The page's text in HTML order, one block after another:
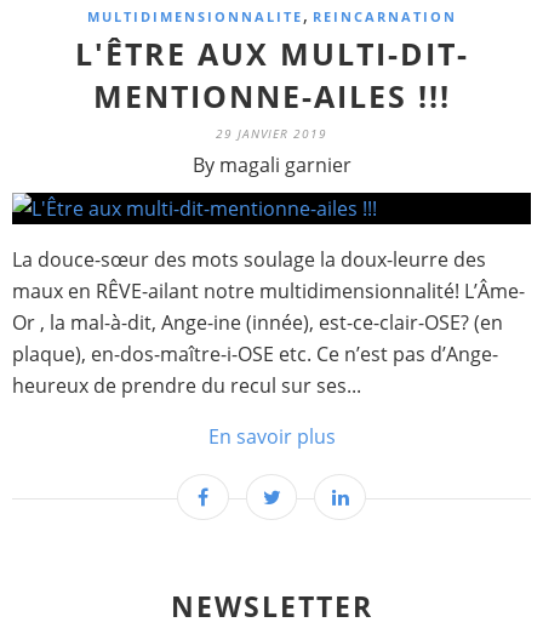
MULTIDIMENSIONNALITE, REINCARNATION
L'ÊTRE AUX MULTI-DIT-
MENTIONNE-AILES !!!
29 JANVIER 2019
By magali garnier
La douce-sœur des mots soulage la doux-leurre des
maux en RÊVE-ailant notre multidimensionnalité! L’Âme-
Or , la mal-à-dit, Ange-ine (innée), est-ce-clair-OSE? (en
plaque), en-dos-maître-i-OSE etc. Ce n’est pas d’Ange-
heureux de prendre du recul sur ses...
En savoir plus
NEWSLETTER